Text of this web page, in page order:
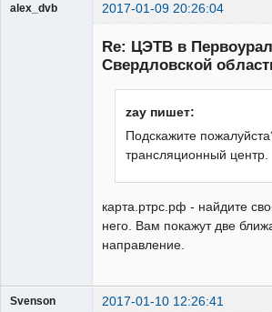
alex_dvb 2017-01-09 20:26:04
Re: ЦЭТВ в
Свердловской
zay пишет:
Подскажите
трансляционный центр.
карта.ртрс.рф - найдите
него. Вам покажут две
направление.
Svenson 2017-01-10 12:26:41